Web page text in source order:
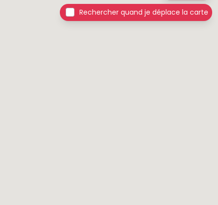
Rechercher quand je déplace la carte